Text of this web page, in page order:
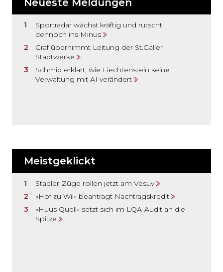
Neueste Meldungen
Sportradar wächst kräftig und rutscht
dennoch ins Minus
Graf übernimmt Leitung der St.Galler
Stadtwerke
Schmid erklärt, wie Liechtenstein seine
Verwaltung mit AI verändert
Meistgeklickt
Stadler-Züge rollen jetzt am Vesuv
«Hof zu Wil» beantragt Nachtragskredit
«Huus Quell» setzt sich im LQA-Audit an die
Spitze